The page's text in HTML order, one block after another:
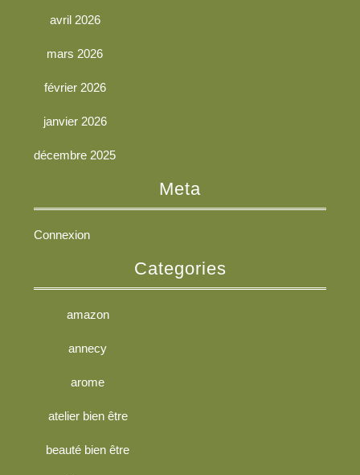
avril 2026
mars 2026
février 2026
janvier 2026
décembre 2025
Meta
Connexion
Categories
amazon
annecy
arome
atelier bien être
beauté bien être